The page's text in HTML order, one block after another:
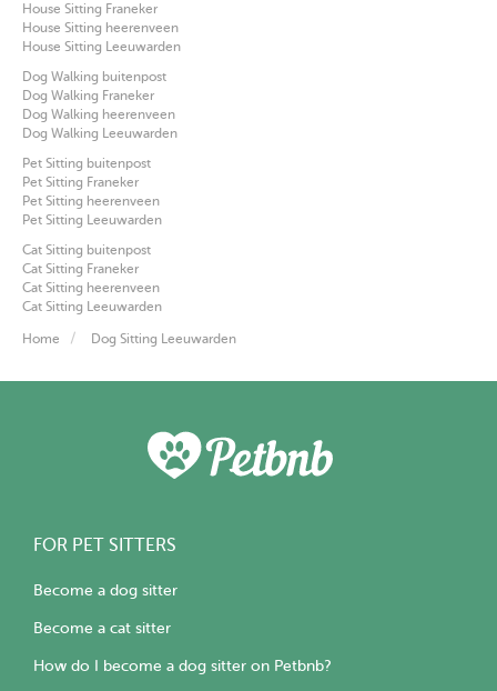
House Sitting Franeker
House Sitting heerenveen
House Sitting Leeuwarden
Dog Walking buitenpost
Dog Walking Franeker
Dog Walking heerenveen
Dog Walking Leeuwarden
Pet Sitting buitenpost
Pet Sitting Franeker
Pet Sitting heerenveen
Pet Sitting Leeuwarden
Cat Sitting buitenpost
Cat Sitting Franeker
Cat Sitting heerenveen
Cat Sitting Leeuwarden
Home Dog Sitting Leeuwarden
FOR PET SITTERS
Become a dog sitter
Become a cat sitter
How do I become a dog sitter on Petbnb?